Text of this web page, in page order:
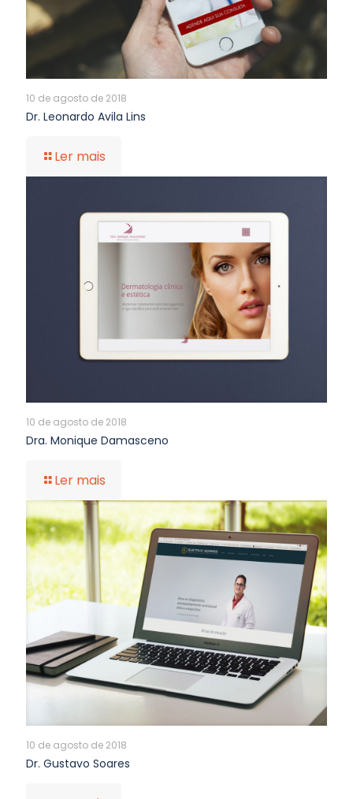
10 de agosto de 2018
Dr. Leonardo Avila Lins
Ler mais
10 de agosto de 2018
Dra. Monique Damasceno
Ler mais
10 de agosto de 2018
Dr. Gustavo Soares